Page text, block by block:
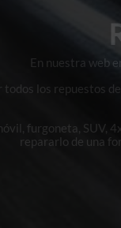
En nuestra web
todos los repuestos
furgoneta, SUV,
repararlo de una